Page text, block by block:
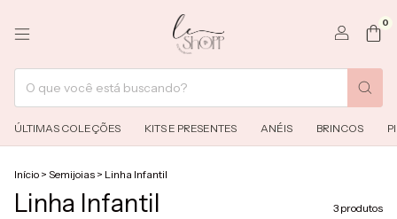
0
ÚLTIMAS COLEÇÕES KITS E PRESENTES ANÉIS BRINCOS
Início > Semijoias > Linha Infantil
Linha Infantil 3 produtos